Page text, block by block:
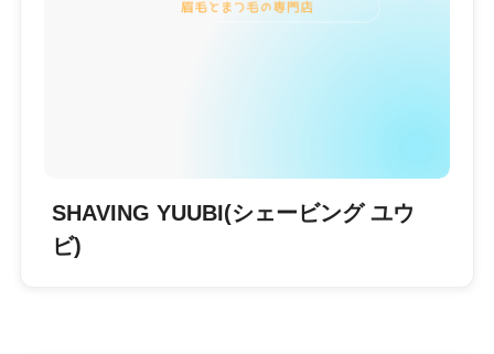
SHAVING YUUBI(シェービング ユウ
ビ)